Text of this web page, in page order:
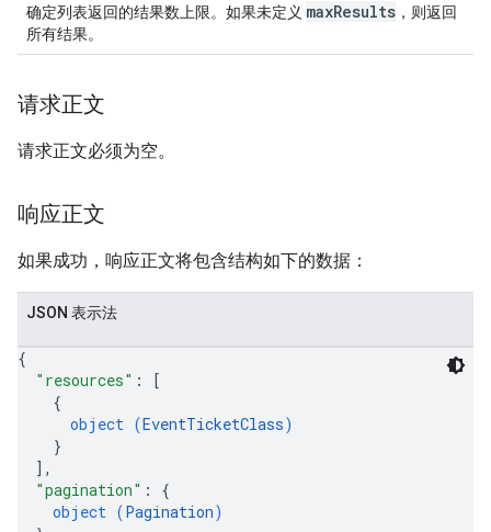
确定列表返回的结果数上限。如果未定义 maxResults ，则返回
所有结果。
请求正文
请求正文必须为空。
响应正文
如果成功，响应正文将包含结构如下的数据：
JSON 表示法
{
"resources" :
[
{
object (EventTicketClass)
}
] ,
"pagination" : {
object (Pagination)